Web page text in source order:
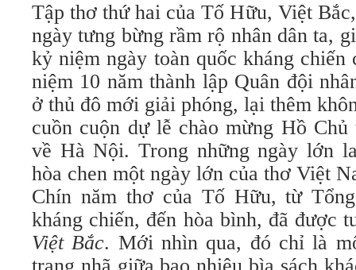
Tập thơ thứ hai của Tố Hữu, Việt
ngày tưng bừng rầm rộ nhân dân ta,
kỷ niệm ngày toàn quốc kháng chiến
niệm 10 năm thành lập Quân đội
ở thủ đô mới giải phóng, lại thêm
cuồn cuộn dự lễ chào mừng Hồ
về Hà Nội. Trong những ngày lớn
hòa chen một ngày lớn của thơ Việt
Chín năm thơ của Tố Hữu, từ
kháng chiến, đến hòa bình, đã được
Việt Bắc. Mới nhìn qua, đó chỉ là